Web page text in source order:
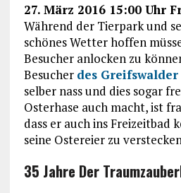
27. März 2016 15:00 Uhr
Während der Tierpark und
schönes Wetter hoffen
Besucher anlocken zu
Besucher des
selber nass und dies sogar
Osterhase auch macht, ist
dass er auch ins Freizeitbad
seine Ostereier zu
35 Jahre Der